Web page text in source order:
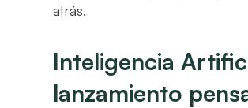
atrás.
Inteligencia
lanzamiento